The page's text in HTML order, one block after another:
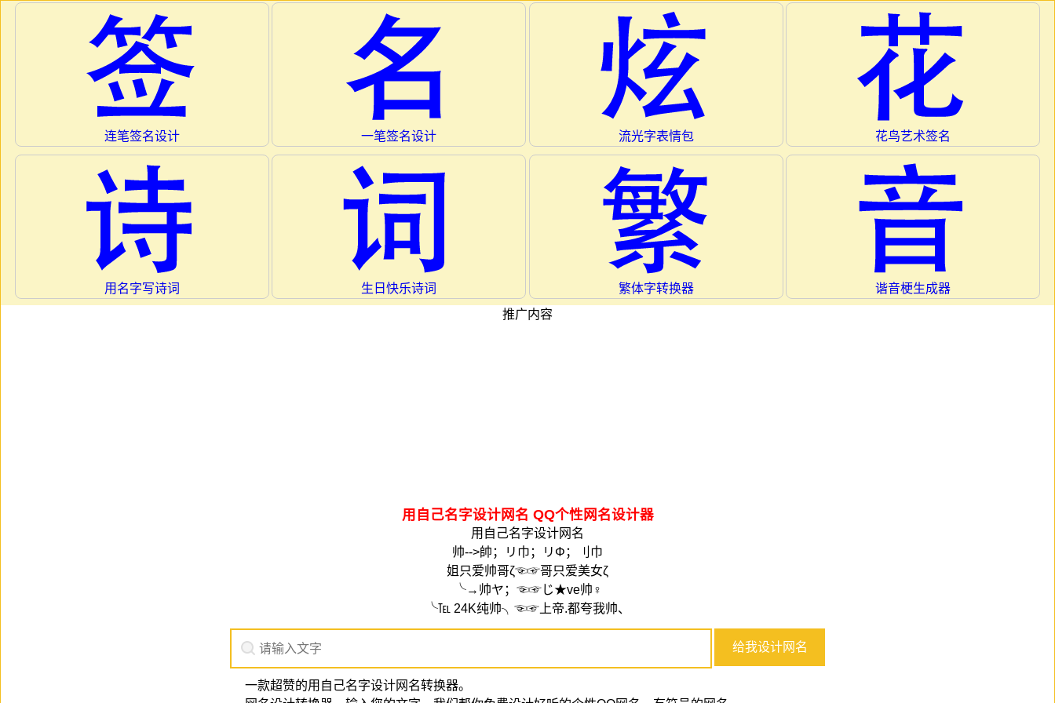
连笔签名设计 一笔签名设计 流光字表情包 花鸟艺术签名
用名字写诗词 生日快乐诗词 繁体字转换器
谐音梗生成器
推广内容
用自己名字设计网名 QQ个性网名设计器
用自己名字设计网名
帅-->帥；リ巾；リΦ；刂巾
姐只爱帅哥ζ☜☞哥只爱美女ζ
╰→帅ヤ；☜☞じ★ve帅♀
╰℡ 24K纯帅╮☜☞上帝.都夸我帅、
一款超赞的用自己名字设计网名转换器。